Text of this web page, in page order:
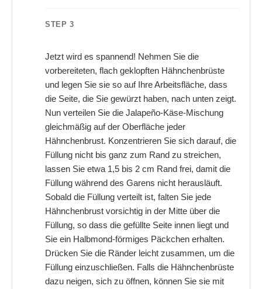
STEP 3
Jetzt wird es spannend! Nehmen Sie die
vorbereiteten, flach geklopften Hähnchenbrüste
und legen Sie sie so auf Ihre Arbeitsfläche, dass
die Seite, die Sie gewürzt haben, nach unten zeigt.
Nun verteilen Sie die Jalapeño-Käse-Mischung
gleichmäßig auf der Oberfläche jeder
Hähnchenbrust. Konzentrieren Sie sich darauf, die
Füllung nicht bis ganz zum Rand zu streichen,
lassen Sie etwa 1,5 bis 2 cm Rand frei, damit die
Füllung während des Garens nicht herausläuft.
Sobald die Füllung verteilt ist, falten Sie jede
Hähnchenbrust vorsichtig in der Mitte über die
Füllung, so dass die gefüllte Seite innen liegt und
Sie ein Halbmond-förmiges Päckchen erhalten.
Drücken Sie die Ränder leicht zusammen, um die
Füllung einzuschließen. Falls die Hähnchenbrüste
dazu neigen, sich zu öffnen, können Sie sie mit